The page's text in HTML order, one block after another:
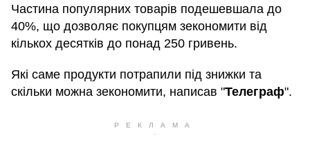
Частина популярних товарів подешевшала до
40%, що дозволяє покупцям зекономити від
кількох десятків до понад 250 гривень.
Які саме продукти потрапили під знижки та
скільки можна зекономити, написав "Телеграф".